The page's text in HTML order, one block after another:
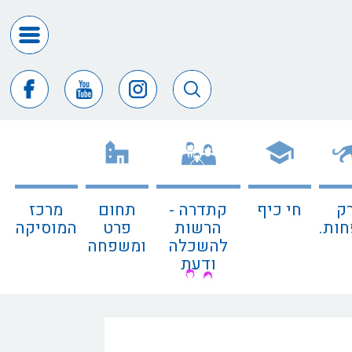
חופש
המידע
העיר
דבר
המנכ"ל
חי כיף קתדרה -
הרשות
להשכלה
ודעת
תחום
פרט
ומשפחה
מרכז
המוסיקה